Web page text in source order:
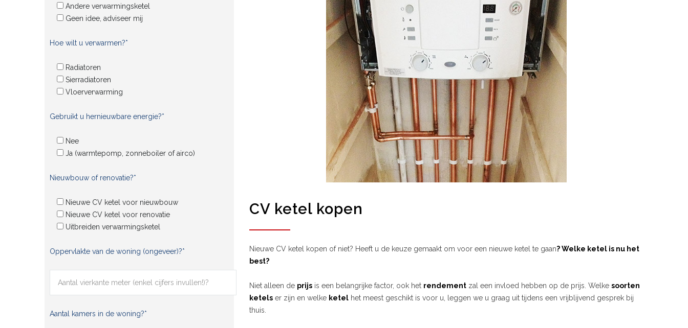
Andere verwarmingsketel
Geen idee, adviseer mij
Hoe wilt u verwarmen?*
Radiatoren
Sierradiatoren
Vloerverwarming
Gebruikt u hernieuwbare energie?*
Nee
Ja (warmtepomp, zonneboiler of airco)
Nieuwbouw of renovatie?*
Nieuwe CV ketel voor nieuwbouw
Nieuwe CV ketel voor renovatie
Uitbreiden verwarmingsketel
Oppervlakte van de woning (ongeveer)?*
Aantal kamers in de woning?*
CV ketel kopen
Nieuwe CV ketel kopen of niet? Heeft u de keuze gemaakt om voor een nieuwe ketel te gaan? Welke ketel is nu het
best?
Niet alleen de prijs is een belangrijke factor, ook het rendement zal een invloed hebben op de prijs. Welke soorten
ketels er zijn en welke ketel het meest geschikt is voor u, leggen we u graag uit tijdens een vrijblijvend gesprek bij
thuis.